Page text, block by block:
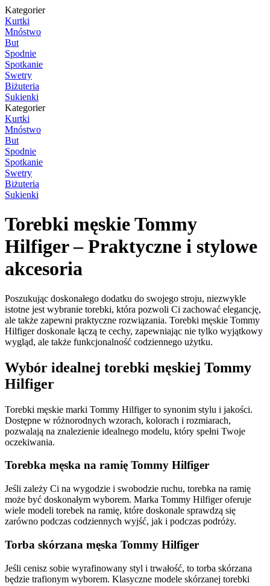
Kategorier
Kurtki
Mnóstwo
But
Spodnie
Spotkanie
Swetry
Biżuteria
Sukienki
Kategorier
Kurtki
Mnóstwo
But
Spodnie
Spotkanie
Swetry
Biżuteria
Sukienki
Torebki męskie Tommy
Hilfiger – Praktyczne i stylowe
akcesoria
Poszukując doskonałego dodatku do swojego stroju, niezwykle
istotne jest wybranie torebki, która pozwoli Ci zachować elegancję,
ale także zapewni praktyczne rozwiązania. Torebki męskie Tommy
Hilfiger doskonale łączą te cechy, zapewniając nie tylko wyjątkowy
wygląd, ale także funkcjonalność codziennego użytku.
Wybór idealnej torebki męskiej Tommy
Hilfiger
Torebki męskie marki Tommy Hilfiger to synonim stylu i jakości.
Dostępne w różnorodnych wzorach, kolorach i rozmiarach,
pozwalają na znalezienie idealnego modelu, który spełni Twoje
oczekiwania.
Torebka męska na ramię Tommy Hilfiger
Jeśli zależy Ci na wygodzie i swobodzie ruchu, torebka na ramię
może być doskonałym wyborem. Marka Tommy Hilfiger oferuje
wiele modeli torebek na ramię, które doskonale sprawdzą się
zarówno podczas codziennych wyjść, jak i podczas podróży.
Torba skórzana męska Tommy Hilfiger
Jeśli cenisz sobie wyrafinowany styl i trwałość, to torba skórzana
będzie trafionym wyborem. Klasyczne modele skórzanej torebki